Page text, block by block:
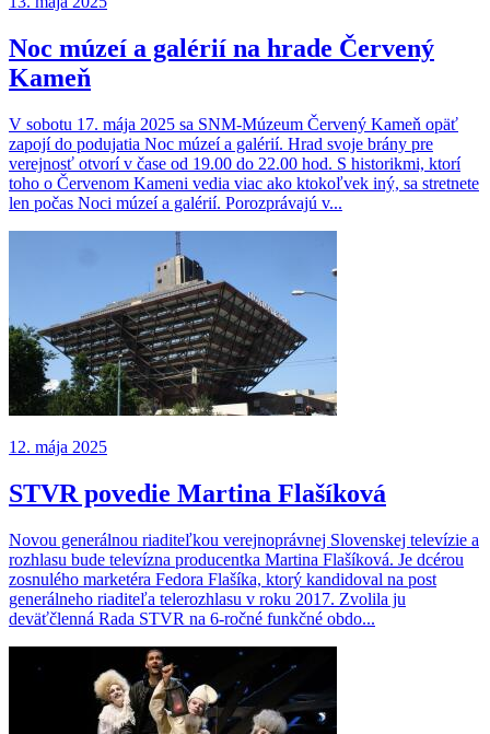
Noc múzeí a galérií na hrade Červený
Kameň
V sobotu 17. mája 2025 sa SNM-Múzeum Červený Kameň opäť
zapojí do podujatia Noc múzeí a galérií. Hrad svoje brány pre
verejnosť otvorí v čase od 19.00 do 22.00 hod. S historikmi, ktorí
toho o Červenom Kameni vedia viac ako ktokoľvek iný, sa stretnete
len počas Noci múzeí a galérií. Porozprávajú v...
12. mája 2025
STVR povedie Martina Flašíková
Novou generálnou riaditeľkou verejnoprávnej Slovenskej televízie a
rozhlasu bude televízna producentka Martina Flašíková. Je dcérou
zosnulého marketéra Fedora Flašíka, ktorý kandidoval na post
generálneho riaditeľa telerozhlasu v roku 2017. Zvolila ju
deväťčlenná Rada STVR na 6-ročné funkčné obdo...